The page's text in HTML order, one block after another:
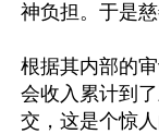
神负担。于是
根据其内部的
会收入累计到
交，这是个惊人